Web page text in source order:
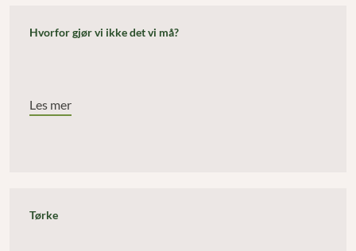
Hvorfor gjør vi ikke det vi må?
Les mer
Tørke